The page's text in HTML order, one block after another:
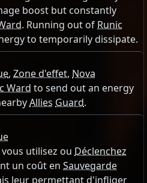
boost but constantly
. Running out of Runic
to temporarily dissipate.
, Zone d'effet, Nova
Ward to send out an energy
Allies Guard.
utilisez ou Déclenchez
un coût en Sauvegarde
leur permettant d'infliger